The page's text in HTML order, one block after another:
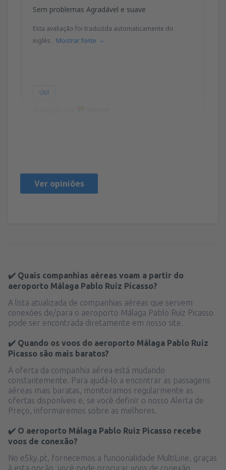
Sem problemas Agradável e suave
Esta avaliação foi traduzida automaticamente do
inglês. Mostrar fonte
Útil
Ver opiniões
✔️ Quais companhias aéreas voam a partir do
aeroporto Málaga Pablo Ruiz Picasso?
A lista atualizada de companhias aéreas que servem
conexões de/para o aeroporto Málaga Pablo Ruiz Picasso
pode ser encontrada diretamente em nosso site.
✔️ Quando os voos do aeroporto Málaga Pablo Ruiz
Picasso são mais baratos?
A oferta da companhia aérea está mudando
constantemente. Para ajudá-lo a encontrar as passagens
aéreas mais baratas, monitoramos regularmente as
ofertas disponíveis e, se você definir o nosso Alerta de
Preço, informaremos sobre as melhores.
✔️ O aeroporto Málaga Pablo Ruiz Picasso recebe
voos de conexão?
No eSky.pt, fornecemos a funcionalidade MultiLine, graças
à esta opção, você pode procurar voos de conexão,